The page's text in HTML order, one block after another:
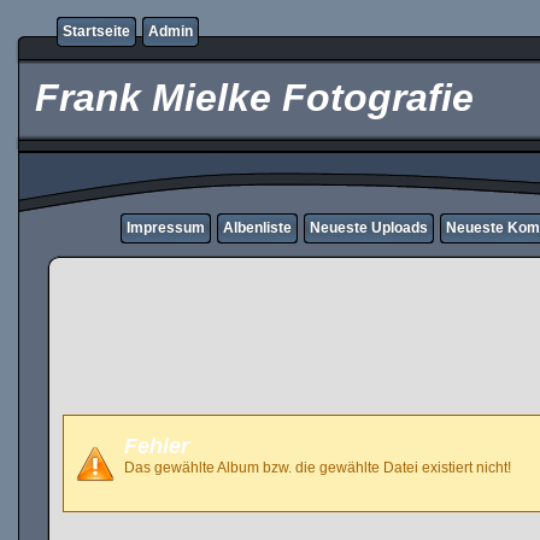
Startseite Admin
Frank Mielke Fotografie
Impressum Albenliste Neueste Uploads Neueste
Fehler
Das gewählte Album bzw. die gewählte Datei existiert nicht!